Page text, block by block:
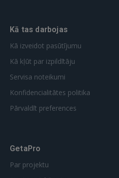
Kā tas darbojas
Kā izveidot pasūtījumu
Kā kļūt par izpildītāju
Servisa noteikumi
Konfidencialitātes politika
Pārvaldīt preferences
GetaPro
Par projektu